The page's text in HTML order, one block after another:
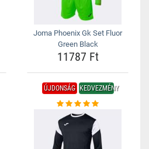
Joma Phoenix Gk Set Fluor
Green Black
11787 Ft
ÚJDONSÁG KEDVEZMÉNY